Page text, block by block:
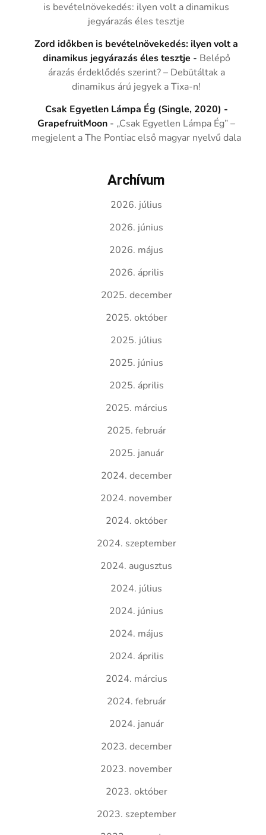
is bevételnövekedés: ilyen volt a dinamikus
jegyárazás éles tesztje
Zord időkben is bevételnövekedés: ilyen volt a
dinamikus jegyárazás éles tesztje - Belépő
árazás érdeklődés szerint? – Debütáltak a
dinamikus árú jegyek a Tixa-n!
Csak Egyetlen Lámpa Ég (Single, 2020) -
GrapefruitMoon - „Csak Egyetlen Lámpa Ég” –
megjelent a The Pontiac első magyar nyelvű dala
Archívum
2026. július
2026. június
2026. május
2026. április
2025. december
2025. október
2025. július
2025. június
2025. április
2025. március
2025. február
2025. január
2024. december
2024. november
2024. október
2024. szeptember
2024. augusztus
2024. július
2024. június
2024. május
2024. április
2024. március
2024. február
2024. január
2023. december
2023. november
2023. október
2023. szeptember